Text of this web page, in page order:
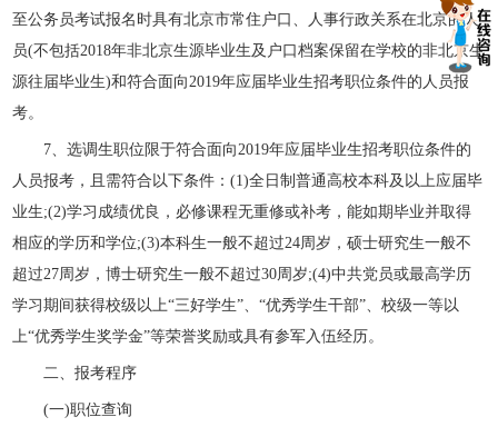
至公务员考试报名时具有北京市常住户口、人事行政关系在北京的人
员(不包括2018年非北京生源毕业生及户口档案保留在学校的非北京生
源往届毕业生)和符合面向2019年应届毕业生招考职位条件的人员报
考。
7、选调生职位限于符合面向2019年应届毕业生招考职位条件的
人员报考，且需符合以下条件：(1)全日制普通高校本科及以上应届毕
业生;(2)学习成绩优良，必修课程无重修或补考，能如期毕业并取得
相应的学历和学位;(3)本科生一般不超过24周岁，硕士研究生一般不
超过27周岁，博士研究生一般不超过30周岁;(4)中共党员或最高学历
学习期间获得校级以上“三好学生”、“优秀学生干部”、校级一等以
上“优秀学生奖学金”等荣誉奖励或具有参军入伍经历。
二、报考程序
(一)职位查询